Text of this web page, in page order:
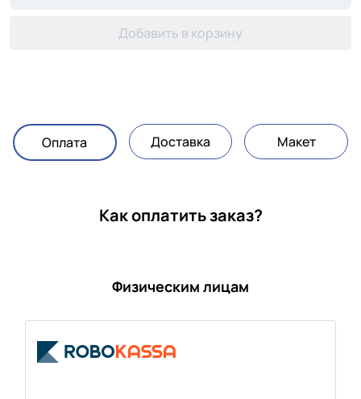
Добавить в корзину
Оплата Доставка Макет
Как оплатить заказ?
Физическим лицам